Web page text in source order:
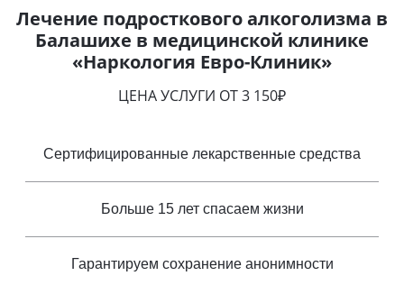
Лечение подросткового алкоголизма в
Балашихе в медицинской клинике
«Наркология Евро-Клиник»
ЦЕНА УСЛУГИ ОТ 3 150₽
Сертифицированные лекарственные средства
Больше 15 лет спасаем жизни
Гарантируем сохранение анонимности